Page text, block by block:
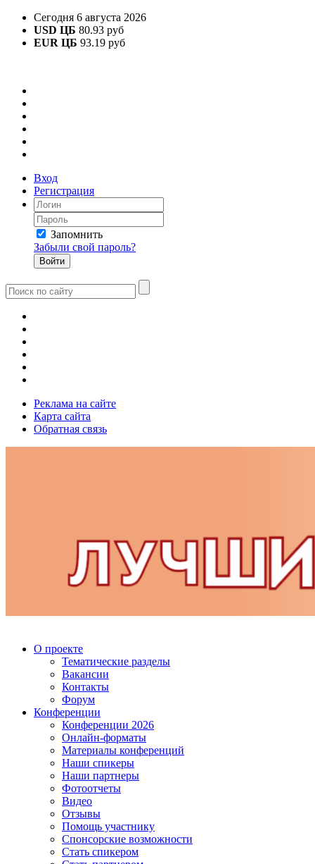
Сегодня 6 августа 2026
USD ЦБ 80.93 руб
EUR ЦБ 93.19 руб
Вход
Регистрация
Запомнить
Забыли свой пароль?
Реклама на сайте
Карта сайта
Обратная связь
О проекте
Тематические разделы
Вакансии
Контакты
Форум
Конференции
Конференции 2026
Онлайн-форматы
Материалы конференций
Наши спикеры
Наши партнеры
Фотоотчеты
Видео
Отзывы
Помощь участнику
Спонсорские возможности
Стать спикером